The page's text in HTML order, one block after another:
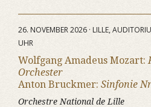
26. NOVEMBER 2026 · LILLE,
UHR
Wolfgang Amadeus Mozart:
Orchester
Anton Bruckmer: Sinfonie
Orchestre National de Lille